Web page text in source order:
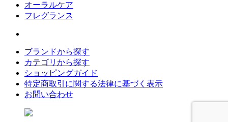
オーラルケア
フレグランス
ブランドから探す
カテゴリから探す
ショッピングガイド
特定商取引に関する法律に基づく表示
お問い合わせ